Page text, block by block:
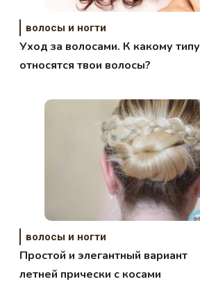
волосы и ногти
Уход за волосами. К какому типу
относятся твои волосы?
волосы и ногти
Простой и элегантный вариант
летней прически с косами